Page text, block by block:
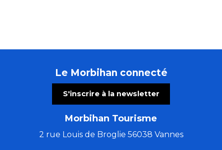
Le Morbihan connecté
S'inscrire à la newsletter
Morbihan Tourisme
2 rue Louis de Broglie 56038 Vannes